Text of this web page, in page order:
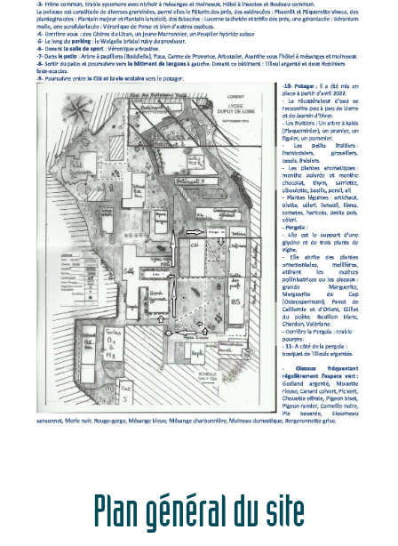
Plan général du site